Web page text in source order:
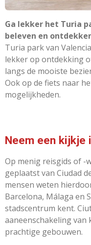
Ga lekker het Turia
beleven en
Turia park van
lekker op ontdekking
langs de mooiste
Ook op de fiets naar
mogelijkheden.
Neem een kijkje
Op menig reisgids of -
geplaatst van Ciudad
mensen weten
Barcelona, Málaga en
stadscentrum kent.
aaneenschakeling van
prachtige gebouwen.